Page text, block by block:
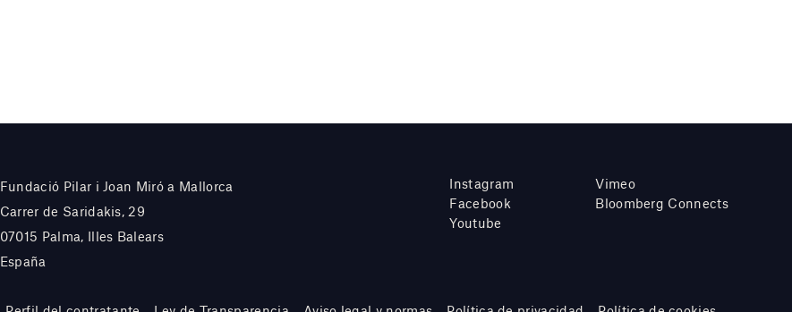
Fundació Pilar i Joan Miró a Mallorca
Carrer de Saridakis, 29
07015 Palma, Illes Balears
España
Instagram
Facebook
Youtube
Vimeo
Bloomberg Connects